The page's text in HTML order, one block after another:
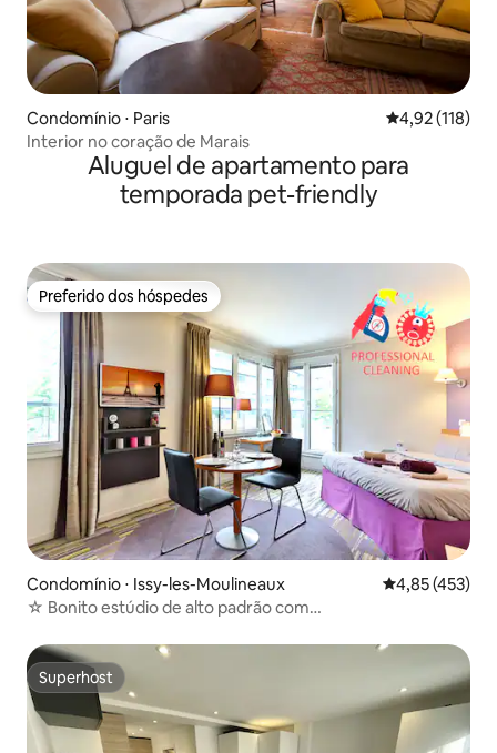
Condomínio ⋅ Paris 4,92 de uma
4,92 (118)
Interior no coração de Marais
Aluguel de apartamento para
temporada pet-friendly
Preferido dos hóspedes
Preferido dos hóspedes
Condomínio ⋅ Issy-les-Moulineaux 4,85 de uma
4,85 (453)
☆ Bonito estúdio de alto padrão com
Superhost
Superhost